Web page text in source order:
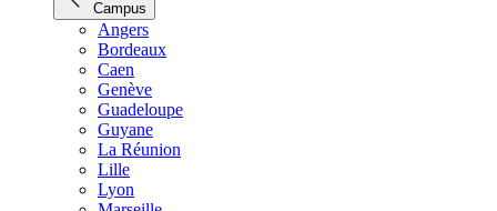
Campus
Angers
Bordeaux
Caen
Genève
Guadeloupe
Guyane
La Réunion
Lille
Lyon